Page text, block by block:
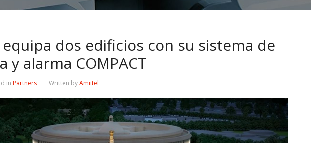
equipa dos edificios con su sistema de
y alarma COMPACT
in Partners Written byAmiitel